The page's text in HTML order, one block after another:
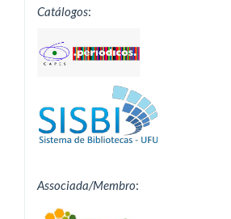
Catálogos:
Associada/Membro: